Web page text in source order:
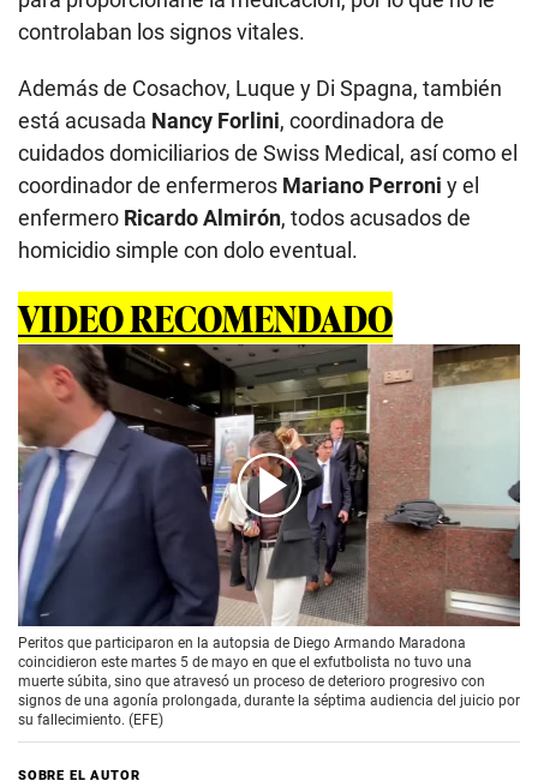
controlaban los signos vitales.
Además de Cosachov, Luque y Di Spagna, también
está acusada Nancy Forlini, coordinadora de
cuidados domiciliarios de Swiss Medical, así como el
coordinador de enfermeros Mariano Perroni y el
enfermero Ricardo Almirón, todos acusados de
homicidio simple con dolo eventual.
VIDEO RECOMENDADO
00:55
Peritos que participaron en la autopsia de Diego Armando Maradona
coincidieron este martes 5 de mayo en que el exfutbolista no tuvo una
muerte súbita, sino que atravesó un proceso de deterioro progresivo con
signos de una agonía prolongada, durante la séptima audiencia del juicio por
su fallecimiento. (EFE)
SOBRE EL AUTOR